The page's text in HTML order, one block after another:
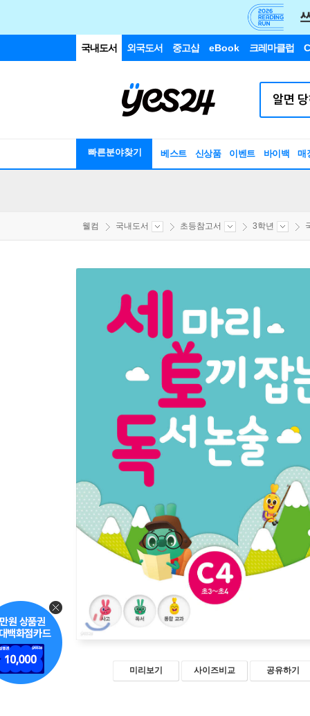
국내도서 외국도서 중고샵 eBook 크레마클럽
빠른분야찾기 베스트 신상품 이벤트 바이백 매
웰컴 국내도서 초등참고서 3학년
미리보기 사이즈비교 공유하기